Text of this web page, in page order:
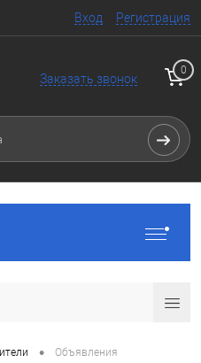
Вход Регистрация
Заказать звонок
0
• Объявления